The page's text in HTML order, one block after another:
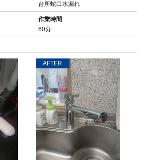
台所蛇口水漏れ
作業時間
60分
AFTER